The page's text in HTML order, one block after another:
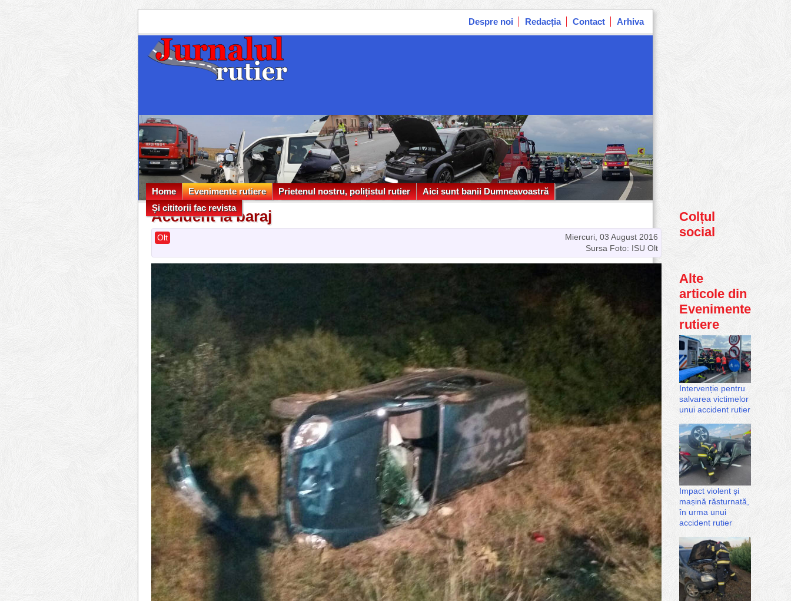
Despre noi Redacția Contact Arhiva
Home Evenimente rutiere
Evenimente rutiere
Prietenul nostru, polițistul rutier Aici sunt banii Dumneavoastră
Și cititorii fac revista
Și cititorii fac revista
Accident la baraj
Miercuri, 03 August 2016
Olt
Sursa Foto: ISU Olt
Colțul
social
Alte
articole din
Evenimente
rutiere
Intervenție pentru
salvarea victimelor
unui accident rutier
Impact violent și
mașină răsturnată,
în urma unui
accident rutier